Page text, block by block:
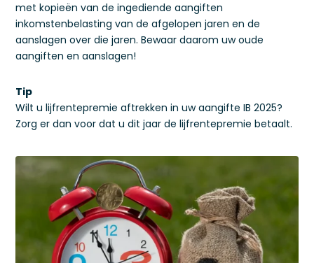
met kopieën van de ingediende aangiften
inkomstenbelasting van de afgelopen jaren en de
aanslagen over die jaren. Bewaar daarom uw oude
aangiften en aanslagen!
Tip
Wilt u lijfrentepremie aftrekken in uw aangifte IB 2025?
Zorg er dan voor dat u dit jaar de lijfrentepremie betaalt.